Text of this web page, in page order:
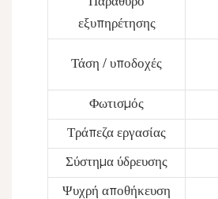
εξυπηρέτησης
Τάση / υποδοχές
Φωτισμός
Τράπεζα εργασίας
Σύστημα ύδρευσης
Ψυχρή αποθήκευση